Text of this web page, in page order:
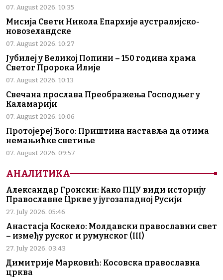
07. August 2026. 10:35
Мисија Свети Никола Епархије аустралијско-
новозеландске
07. August 2026. 10:27
Јубилеј у Великој Попини – 150 година храма
Светог Пророка Илије
07. August 2026. 10:13
Свечана прослава Преображења Господњег у
Каламарији
07. August 2026. 10:06
Протојереј Ђого: Приштина наставља да отима
немањићке светиње
07. August 2026. 09:57
АНАЛИТИКА
Александар Гронски: Како ПЦУ види историју
Православне Цркве у југозападној Русији
27. July 2026. 05:46
Анастасја Коскело: Молдавски православни свет
– између руског и румунског (III)
27. July 2026. 03:43
Димитрије Марковић: Косовска православна
црква